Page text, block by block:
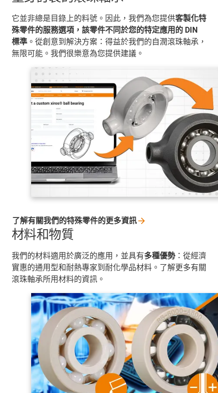
它並非總是目錄上的料號。因此，我們為您提供客製化特
殊零件的服務選項，該零件不同於您的特定應用的 DIN
標準 。從創意到解決方案：得益於我們的自潤滾珠軸承，
無限可能。我們很樂意為您提供建議。
了解有關我們的特殊零件的更多資訊
材料和物質
我們的材料適用於廣泛的應用，並具有多種優勢：從經濟
實惠的通用型和耐熱專家到耐化學品材料。了解更多有關
滾珠軸承所用材料的資訊。